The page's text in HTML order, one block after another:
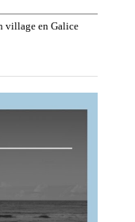
village en Galice